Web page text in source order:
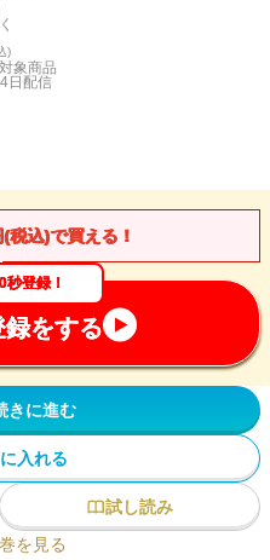
)
象商品
日 配信
(税込)で買える！
秒登録！
をする
きに進む
入れる
試し読み
を見る